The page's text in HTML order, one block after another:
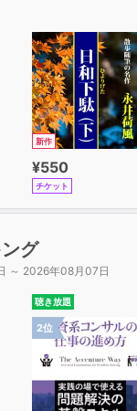
新作
¥550
チケット
グ
～ 2026年08月07日
聴き放題
2位